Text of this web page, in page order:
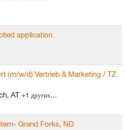
application
(m/w/d) Vertrieb & Marketing / TZ
AT +1 других…
Grand Forks, ND